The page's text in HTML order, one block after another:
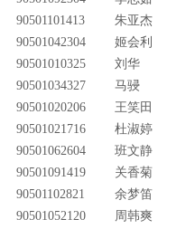
90501101413
朱亚杰
90501042304
姬会利
90501010325
刘华
90501034327
马骎
90501020206
王笑田
90501021716
杜淑婷
90501062604
班文静
90501091419
关香菊
90501102821
余梦笛
90501052120
周韩爽